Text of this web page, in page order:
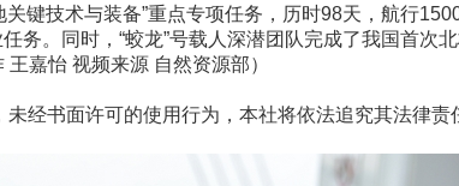
关键技术与装备”重点专项任务，历时98天，航行
务。同时，“蛟龙”号载人深潜团队完成了我国首
嘉怡 视频来源 自然资源部）
经书面许可的使用行为，本社将依法追究其法律责